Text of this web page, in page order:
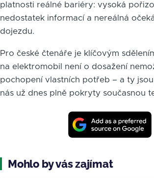
platnosti reálné bariéry: vysoká
nedostatek informací a nereálná
dojezdu.
Pro české čtenáře je klíčovým
na elektromobil není o dosažení
pochopení vlastních potřeb – a ty
nás už dnes plně pokryty současnou
Mohlo by vás zajímat